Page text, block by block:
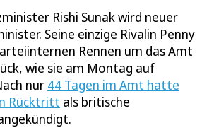
Rishi Sunak wird neuer
Seine einzige Rivalin Penny
Rennen um das Amt
wie sie am Montag auf
nur 44 Tagen im Amt hatte
Rücktritt als britische